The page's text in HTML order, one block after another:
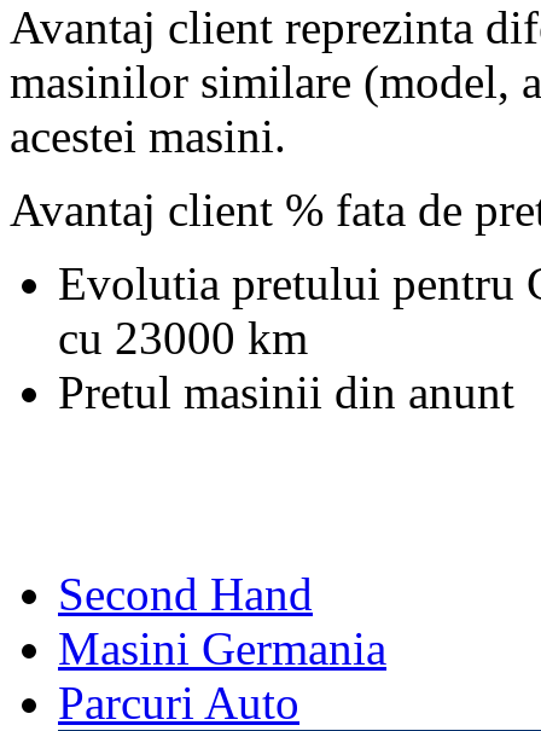
Avantaj client reprezinta
masinilor similare (model,
acestei masini.
Avantaj client % fata de
Evolutia pretului pentru
cu 23000 km
Pretul masinii din anunt
Second Hand
Masini Germania
Parcuri Auto